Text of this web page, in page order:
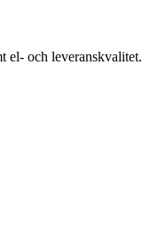
el- och leveranskvalitet.